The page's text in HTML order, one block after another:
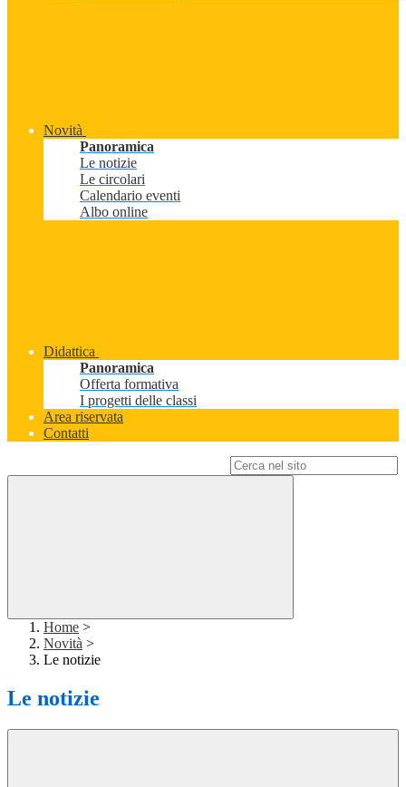
Novità
Panoramica
Le notizie
Le circolari
Calendario eventi
Albo online
Didattica
Panoramica
Offerta formativa
I progetti delle classi
Area riservata
Contatti
Home >
Novità >
Le notizie
Le notizie